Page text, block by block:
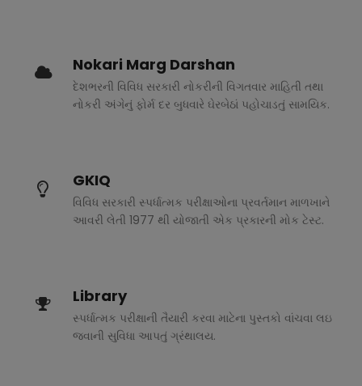
Nokari Marg Darshan
દેશભરની વિવિધ સરકારી નોકરીની વિગતવાર માહિતી તથા
નોકરી અંગેનું ફોર્મ દર બુધવારે ઘેરબેઠાં પહોચાડતું સામયિક.
GKIQ
વિવિધ સરકારી સ્પર્ધાત્મક પરીક્ષાઓના પ્રવર્તમાન માળખાને
આવરી લેતી 1977 થી યોજાતી એક પ્રકારની મોક ટેસ્ટ.
Library
સ્પર્ધાત્મક પરીક્ષાની તૈયારી કરવા માટેના પુસ્તકો વાંચવા લઇ
જવાની સુવિધા આપતું ગ્રંથાલય.